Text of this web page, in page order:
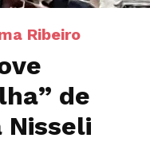
Ribeiro
de
Nisseli